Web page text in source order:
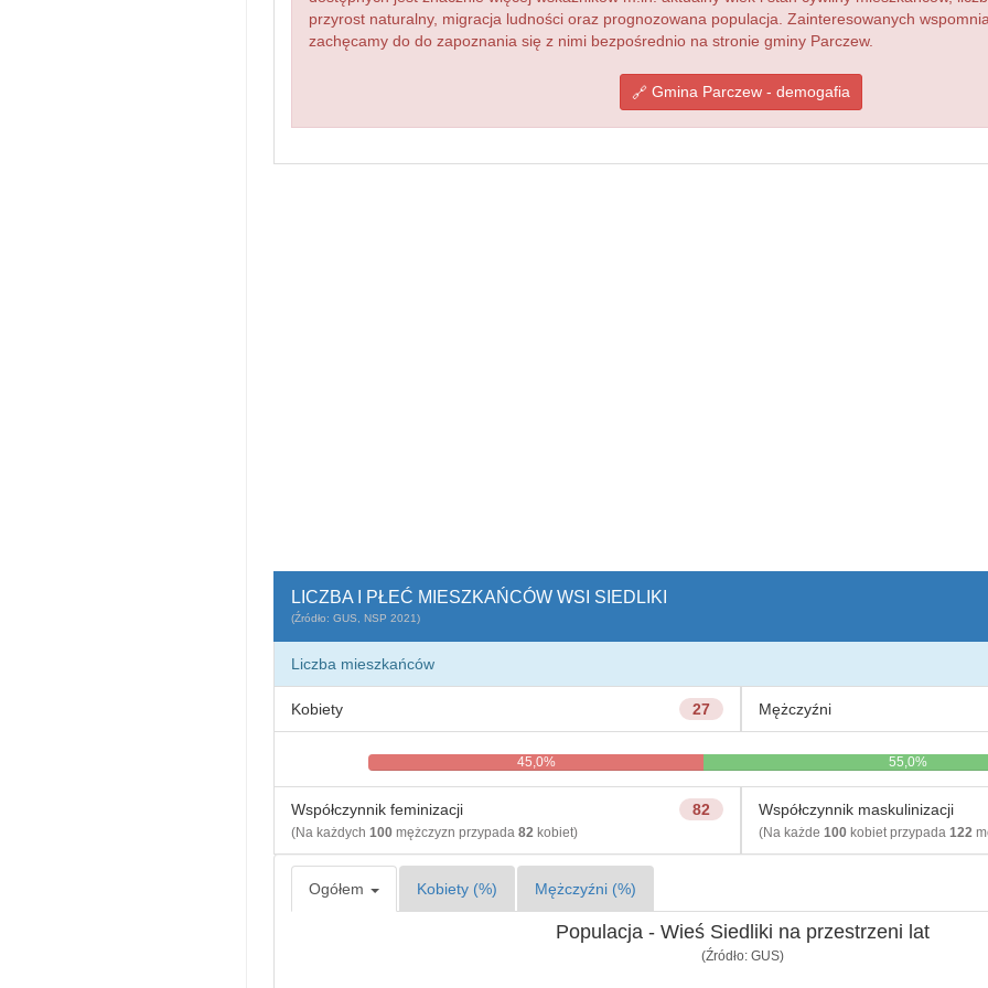
przyrost naturalny, migracja ludności oraz prognozowana populacja. Zainteresowanych
zachęcamy do do zapoznania się z nimi bezpośrednio na stronie gminy Parczew.
Gmina Parczew - demogafia
LICZBA I PŁEĆ MIESZKAŃCÓW WSI SIEDLIKI
(Źródło: GUS, NSP 2021)
Liczba mieszkańców
27
Kobiety Mężczyźni
45,0% 55,0%
82
Współczynnik feminizacji
(Na każdych 100mężczyzn przypada 82kobiet)
Współczynnik maskulinizacji
(Na każde 100kobiet przypada 122
Ogółem Kobiety (%) Mężczyźni (%)
Populacja - Wieś Siedliki na przestrzeni lat
(Źródło: GUS)